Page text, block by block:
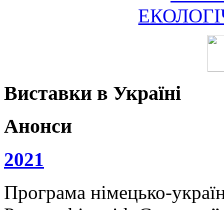
Виставки в Україні
Анонси
2021
Програма німецько-